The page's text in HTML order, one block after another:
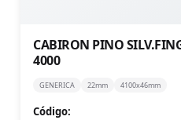
CABIRON PINO
4000
GENERICA 22mm 4100x46mm
Código: